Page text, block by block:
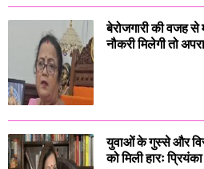
बेरोजगारी की वजह से
नौकरी मिलेगी तो
युवाओं के गुस्से और
को मिली हारः